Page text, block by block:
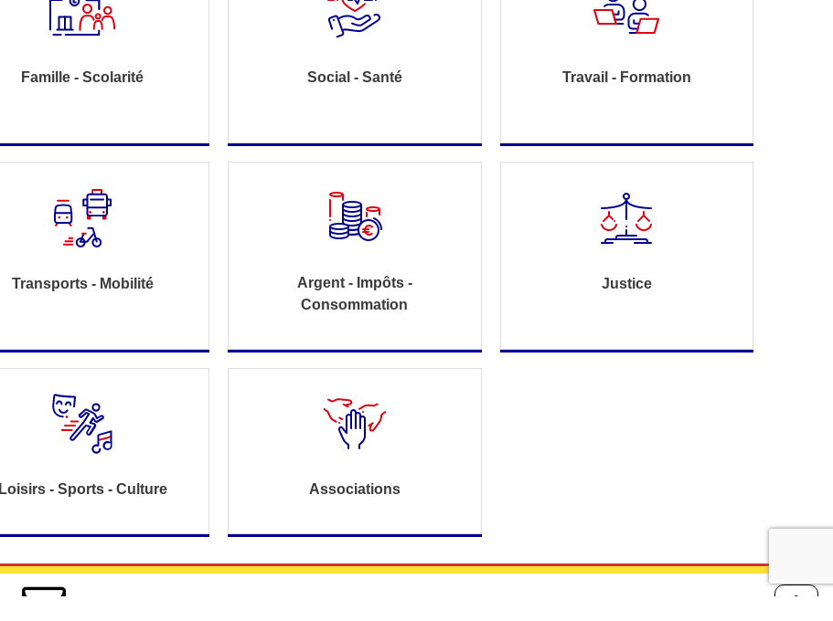
Famille - Scolarité Social - Santé Travail - Formation
Transports - Mobilité
Argent - Impôts -
Consommation
Justice
Loisirs - Sports - Culture Associations